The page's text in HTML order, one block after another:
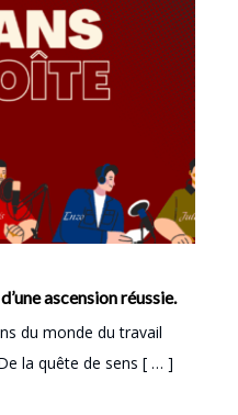
ascension réussie.
du monde du travail
la quête de sens [ … ]